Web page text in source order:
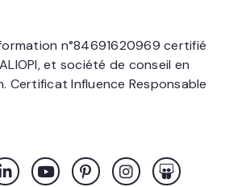
n°84691620969 certifié
et société de conseil en
Certificat Influence Responsable